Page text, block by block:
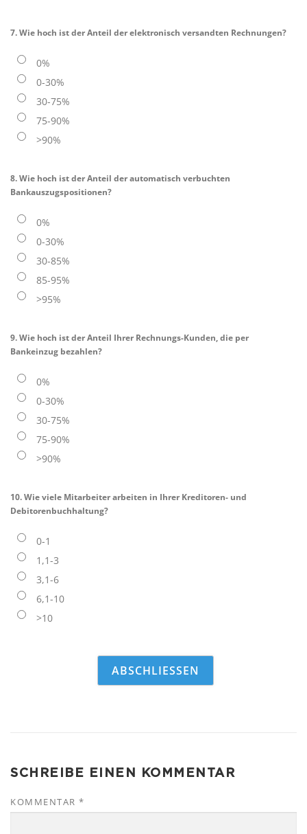
7. Wie hoch ist der Anteil der elektronisch versandten Rechnungen?
0%
0-30%
30-75%
75-90%
>90%
8. Wie hoch ist der Anteil der automatisch verbuchten
Bankauszugspositionen?
0%
0-30%
30-85%
85-95%
>95%
9. Wie hoch ist der Anteil Ihrer Rechnungs-Kunden, die per
Bankeinzug bezahlen?
0%
0-30%
30-75%
75-90%
>90%
10. Wie viele Mitarbeiter arbeiten in Ihrer Kreditoren- und
Debitorenbuchhaltung?
0-1
1,1-3
3,1-6
6,1-10
>10
SCHREIBE EINEN KOMMENTAR
KOMMENTAR *